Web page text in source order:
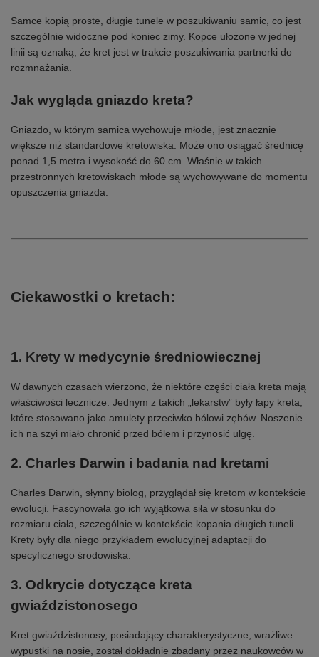
Samce kopią proste, długie tunele w poszukiwaniu samic, co jest
szczególnie widoczne pod koniec zimy. Kopce ułożone w jednej
linii są oznaką, że kret jest w trakcie poszukiwania partnerki do
rozmnażania.
Jak wygląda gniazdo kreta?
Gniazdo, w którym samica wychowuje młode, jest znacznie
większe niż standardowe kretowiska. Może ono osiągać średnicę
ponad 1,5 metra i wysokość do 60 cm. Właśnie w takich
przestronnych kretowiskach młode są wychowywane do momentu
opuszczenia gniazda.
Ciekawostki o kretach:
1. Krety w medycynie średniowiecznej
W dawnych czasach wierzono, że niektóre części ciała kreta mają
właściwości lecznicze. Jednym z takich „lekarstw” były łapy kreta,
które stosowano jako amulety przeciwko bólowi zębów. Noszenie
ich na szyi miało chronić przed bólem i przynosić ulgę.
2. Charles Darwin i badania nad kretami
Charles Darwin, słynny biolog, przyglądał się kretom w kontekście
ewolucji. Fascynowała go ich wyjątkowa siła w stosunku do
rozmiaru ciała, szczególnie w kontekście kopania długich tuneli.
Krety były dla niego przykładem ewolucyjnej adaptacji do
specyficznego środowiska.
3. Odkrycie dotyczące kreta
gwiaździstonosego
Kret gwiaździstonosy, posiadający charakterystyczne, wrażliwe
wypustki na nosie, został dokładnie zbadany przez naukowców w